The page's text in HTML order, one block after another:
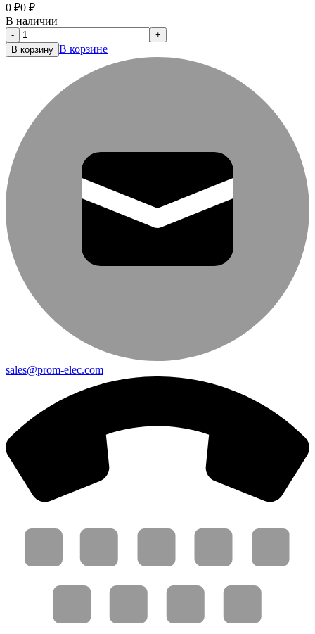
0 ₽0 ₽
В наличии
-
+
В корзину В корзине
sales@prom-elec.com